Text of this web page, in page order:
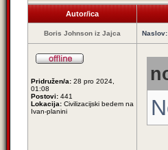
Autor/ica
Boris Johnson iz Jajca Naslov:
Pridružen/a: 28 pro 2024,
01:08
Postovi: 441
Lokacija: Civilizacijski bedem na
Ivan-planini